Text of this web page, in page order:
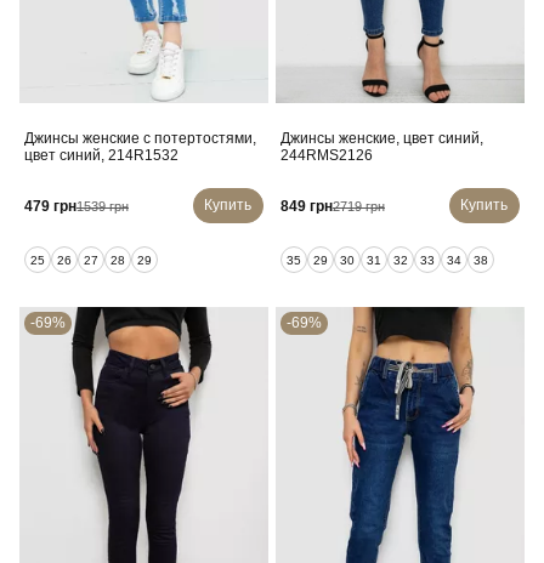
Джинсы женские с потертостями,
цвет синий, 214R1532
479 грн1539 грн Купить
25 26 27 28 29
Джинсы женские, цвет синий,
244RMS2126
849 грн2719 грн Купить
35 29 30 31 32 33 34 38
-69% -69%